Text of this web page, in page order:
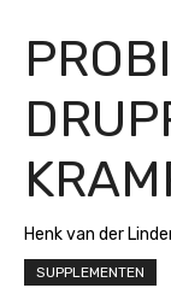
Henk van der
SUPPLEMENTEN